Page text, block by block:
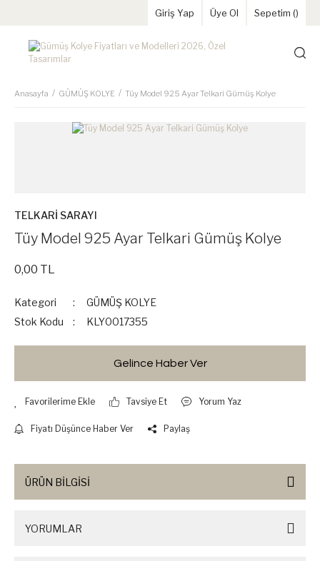
Giriş Yap Üye Ol Sepetim ()
Anasayfa GÜMÜŞ KOLYE Tüy Model 925 Ayar Telkari Gümüş Kolye
TELKARİ SARAYI
Tüy Model 925 Ayar Telkari Gümüş Kolye
0,00 TL
Kategori
GÜMÜŞ KOLYE
Stok Kodu
KLY0017355
Gelince Haber Ver
Tavsiye Et Yorum Yaz
Fiyatı Düşünce Haber Ver Paylaş
ÜRÜN BİLGİSİ
YORUMLAR